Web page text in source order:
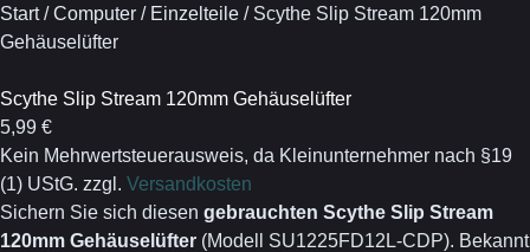
Start/Computer / Einzelteile / Scythe Slip Stream 120mm
Gehäuselüfter
Scythe Slip Stream 120mm Gehäuselüfter
5,99 €
Kein Mehrwertsteuerausweis, da Kleinunternehmer nach §19
(1) UStG. zzgl. Versandkosten
Sichern Sie sich diesen gebrauchten Scythe Slip Stream
120mm Gehäuselüfter (Modell SU1225FD12L-CDP). Bekannt